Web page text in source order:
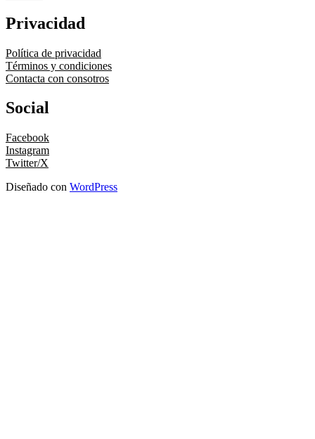
Privacidad
Política de privacidad
Términos y condiciones
Contacta con consotros
Social
Facebook
Instagram
Twitter/X
Diseñado con WordPress